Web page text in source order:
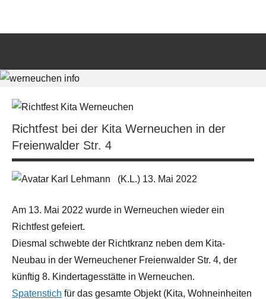
für
Geschehen
und
Werneuchen
Richtfest bei der Kita Werneuchen in der
Freienwalder Str. 4
(K.L.) 13. Mai 2022
Am 13. Mai 2022 wurde in Werneuchen wieder ein
Richtfest gefeiert.
Diesmal schwebte der Richtkranz neben dem Kita-
Neubau in der Werneuchener Freienwalder Str. 4, der
künftig 8. Kindertagesstätte in Werneuchen.
Spatenstich für das gesamte Objekt (Kita, Wohneinheiten